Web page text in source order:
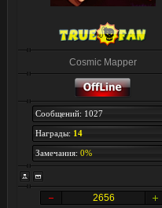
Cosmic Mapper
Сообщений: 1027
Награды: 14
Замечания: 0%
2656